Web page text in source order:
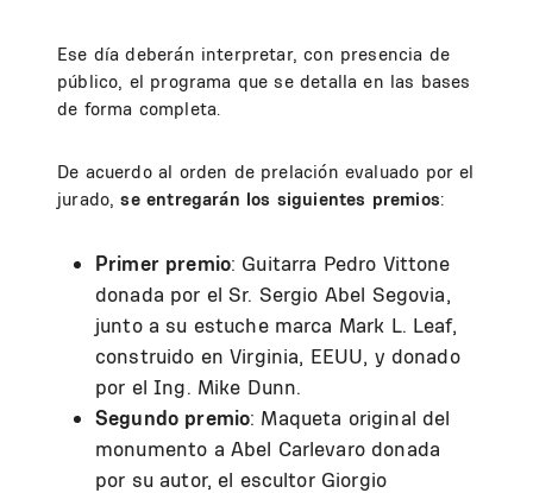
Ese día deberán interpretar, con presencia de
público, el programa que se detalla en las bases
de forma completa.
De acuerdo al orden de prelación evaluado por el
jurado,se entregarán los siguientes premios:
Primer premio: Guitarra Pedro Vittone
donada por el Sr. Sergio Abel Segovia,
junto a su estuche marca Mark L. Leaf,
construido en Virginia, EEUU, y donado
por el Ing. Mike Dunn.
Segundo premio: Maqueta original del
monumento a Abel Carlevaro donada
por su autor, el escultor Giorgio